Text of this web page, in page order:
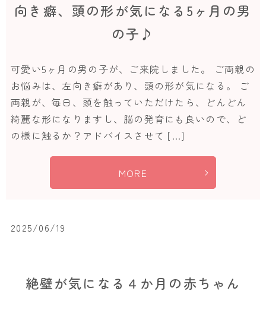
向き癖、頭の形が気になる5ヶ月の男
の子♪
可愛い5ヶ月の男の子が、ご来院しました。 ご両親の
お悩みは、左向き癖があり、頭の形が気になる。 ご
両親が、毎日、頭を触っていただけたら、どんどん
綺麗な形になりますし、脳の発育にも良いので、ど
の様に触るか？アドバイスさせて […]
MORE
2025/06/19
絶壁が気になる４か月の赤ちゃん